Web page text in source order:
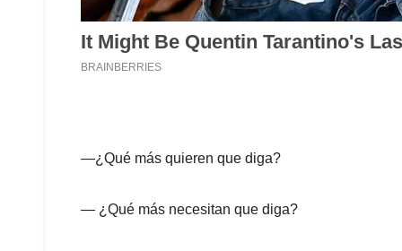
—¿Qué más quieren que diga?
— ¿Qué más necesitan que diga?